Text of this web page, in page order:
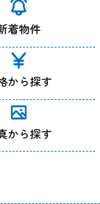
着物件
から探す
から探す